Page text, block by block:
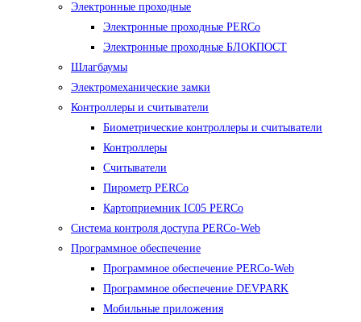
Электронные проходные
Электронные проходные PERCo
Электронные проходные БЛОКПОСТ
Шлагбаумы
Электромеханические замки
Контроллеры и считыватели
Биометрические контроллеры и считыватели
Контроллеры
Считыватели
Пирометр PERCo
Картоприемник IC05 PERCo
Система контроля доступа PERCo-Web
Программное обеспечение
Программное обеспечение PERCo-Web
Программное обеспечение DEVPARK
Мобильные приложения